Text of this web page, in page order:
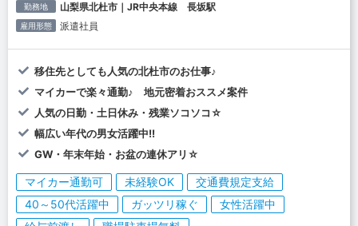
勤務地 山梨県北杜市｜JR中央本線 長坂駅
雇用形態 派遣社員
移住先としても人気の北杜市のお仕事♪
マイカーで楽々通勤♪ 地元密着おススメ案件
人気の日勤・土日休み・残業ソコソコ☆
幅広い年代の男女活躍中!!
GW・年末年始・お盆の連休アリ☆
マイカー通勤可 未経験OK
交通費規定支給
40～50代活躍中
ガッツリ稼ぐ
女性活躍中